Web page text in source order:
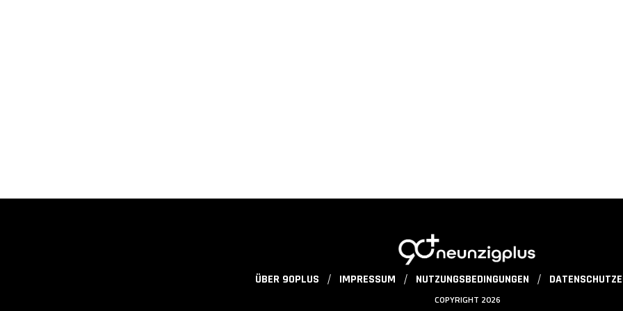
ÜBER 90PLUS IMPRESSUM NUTZUNGSBEDINGUNGEN
COPYRIGHT 2026